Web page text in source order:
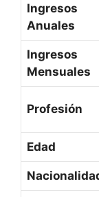
Ingresos
Anuales
Ingresos
Mensuales
Profesión
Edad